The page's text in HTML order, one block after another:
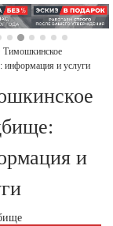
Тимошкинское
информация и услуги
и